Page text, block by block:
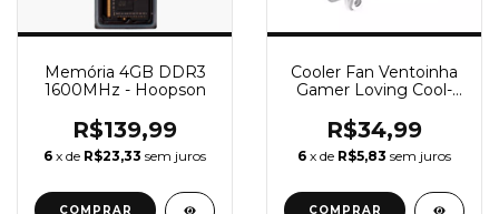
Memória 4GB DDR3
1600MHz - Hoopson
R$139,99
6 x de R$23,33 sem juros
Cooler Fan Ventoinha
Gamer Loving Cool-
R$34,99
6 x de R$5,83 sem juros